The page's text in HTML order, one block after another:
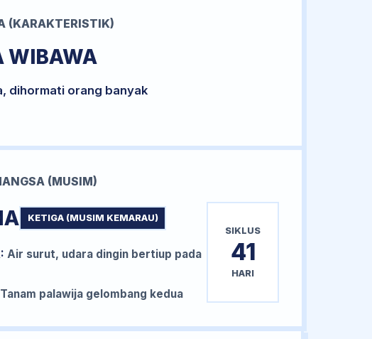
(KARAKTERISTIK)
WIBAWA
dihormati orang banyak
(MUSIM)
KETIGA (MUSIM KEMARAU)
Air surut, udara dingin bertiup pada
Tanam palawija gelombang kedua
SIKLUS
41
HARI